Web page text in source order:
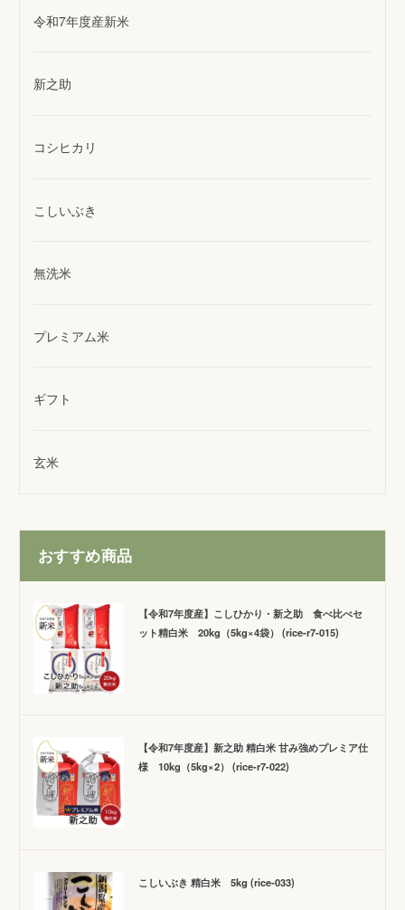
令和7年度産新米
新之助
コシヒカリ
こしいぶき
無洗米
プレミアム米
ギフト
玄米
おすすめ商品
【令和7年度産】こしひかり・新之助 食べ比べセ
ット精白米 20kg（5kg×4袋） (rice-r7-015)
【令和7年度産】新之助 精白米 甘み強めプレミア仕
様 10kg（5kg×2） (rice-r7-022)
こしいぶき 精白米 5kg (rice-033)